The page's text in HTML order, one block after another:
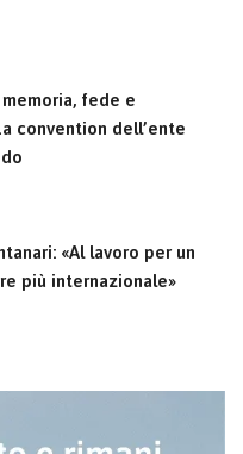
fede e
convention dell’ente
«Al lavoro per un
più internazionale»